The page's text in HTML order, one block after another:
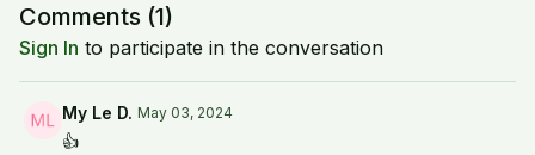
Comments (1)
Sign In to participate in the conversation
My Le D. May 03, 2024
👍